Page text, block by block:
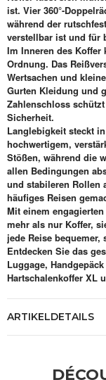
ist. Vier 360°-
während der
verstellbar ist und für
Im Inneren des
Ordnung. Das
Wertsachen und
Gurten Kleidung und
Zahlenschloss
Sicherheit.
Langlebigkeit steckt
hochwertigem,
Stößen, während die
allen Bedingungen
und stabileren Rollen
häufiges Reisen
Mit einem
mehr als nur Koffer,
jede Reise
Entdecken Sie das
Luggage,
Hartschalenkoffer XL
ARTIKELDETAILS